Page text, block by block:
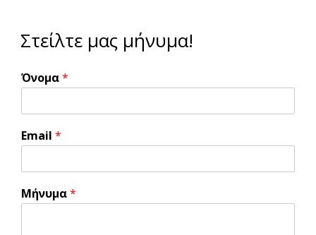
Στείλτε μας μήνυμα!
Όνομα*
Email *
Μήνυμα*